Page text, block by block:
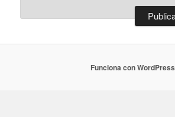
Funciona con WordPress